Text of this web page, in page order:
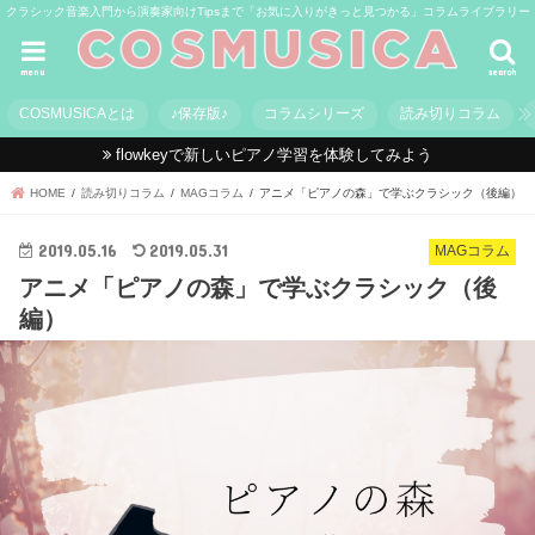
クラシック音楽入門から演奏家向けTipsまで「お気に入りがきっと見つかる」コラムライブラリー
search
menu
COSMUSICAとは ♪保存版♪ コラムシリーズ 読み切りコラム
flowkeyで新しいピアノ学習を体験してみよう
HOME 読み切りコラム MAGコラム アニメ「ピアノの森」で学ぶクラシック（後編）
MAGコラム
2019.05.16 2019.05.31
アニメ「ピアノの森」で学ぶクラシック（後
編）